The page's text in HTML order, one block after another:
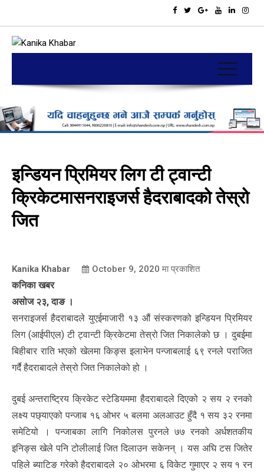
इन्डियन प्रिमियर लिग टी ट्वान्टी
क्रिकेटमासनराइजर्स हैदराबादको तेस्रो
जित
Kanika Khabar October 9, 2020 मा प्रकाशित
कनिका खबर
असोज २३, दाङ ।
सनराइजर्स हैदराबादले युएईमाजारी १३ औं संस्करणको इन्डियन प्रिमियर
लिग (आईपीएल) टी ट्वान्टी क्रिकेटमा तेस्रो जित निकालेको छ । दुबईमा
बिहीबार राति भएको खेलमा किङ्स इलाभेन पन्जाबलाई ६९ रनले पराजित
गर्दै हैदराबादले तेस्रो जित निकालेको हो ।
दुबई अन्तराष्ट्रिय क्रिकेट स्टेडियममा हैदराबादले दिएको २ सय २ रनको
लक्ष्य पछ्याएको पन्जाब १६ ओभर ५ बलमा अलआउट हुँदै १ सय ३२ रनमा
समेटियो । पन्जाबका लागि निकोलस पुरनले ७७ रनको अर्धशतकीय
इनिङ्स खेले पनि टोलीलाई जित दिलाउन सकेनन् । यस अघि टस जितेर
पहिले ब्याटिङ गरेको हैदराबादले २० ओभरमा ६ विकेट गुमाएर २ सय १ रन